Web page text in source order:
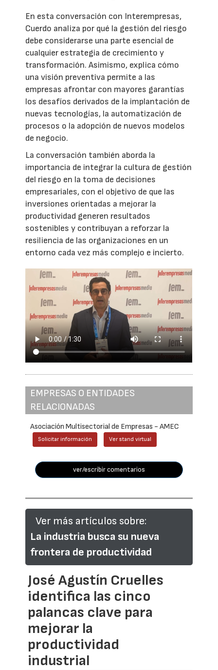
En esta conversación con Interempresas,
Cuerdo analiza por qué la gestión del riesgo
debe considerarse una parte esencial de
cualquier estrategia de crecimiento y
transformación. Asimismo, explica cómo
una visión preventiva permite a las
empresas afrontar con mayores garantías
los desafíos derivados de la implantación de
nuevas tecnologías, la automatización de
procesos o la adopción de nuevos modelos
de negocio.
La conversación también aborda la
importancia de integrar la cultura de gestión
del riesgo en la toma de decisiones
empresariales, con el objetivo de que las
inversiones orientadas a mejorar la
productividad generen resultados
sostenibles y contribuyan a reforzar la
resiliencia de las organizaciones en un
entorno cada vez más complejo e incierto.
EMPRESAS O ENTIDADES
RELACIONADAS
Asociación Multisectorial de Empresas - AMEC
Solicitar información Ver stand virtual
ver/escribir comentarios
Ver más artículos sobre:
La industria busca su nueva
frontera de productividad
José Agustín Cruelles
identifica las cinco
palancas clave para
mejorar la
productividad
industrial